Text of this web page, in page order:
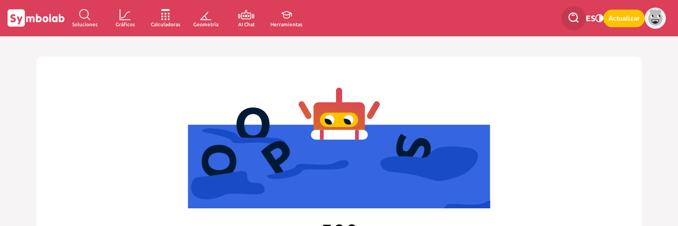
Soluciones Gráficos Calculadoras Geometría AI Chat Herramientas
ES Actualizar